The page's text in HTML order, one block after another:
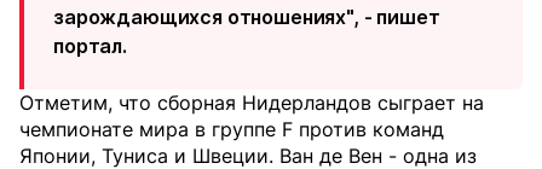
зарождающихся отношениях", - пишет
портал.
Отметим, что сборная Нидерландов сыграет на
чемпионате мира в группе F против команд
Японии, Туниса и Швеции. Ван де Вен - одна из